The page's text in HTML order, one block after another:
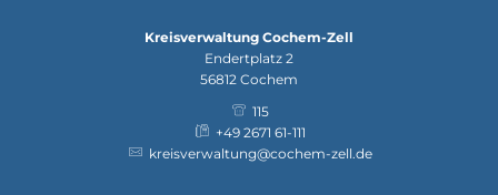
Kreisverwaltung Cochem-Zell
Endertplatz 2
56812 Cochem
115
+49 2671 61-111
kreisverwaltung@cochem-zell.de